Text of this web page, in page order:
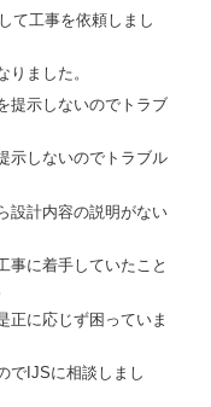
て工事を依頼しまし
りました。
提示しないのでトラブ
示しないのでトラブル
設計内容の説明がない
事に着手していたこと
正に応じず困っていま
でIJSに相談しまし